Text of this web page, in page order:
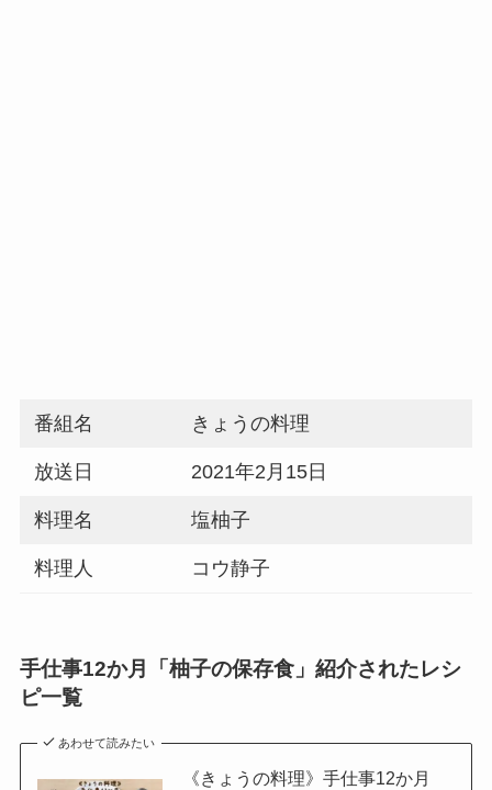
番組名 きょうの料理
放送日 2021年2月15日
料理名 塩柚子
料理人 コウ静子
手仕事12か月「柚子の保存食」紹介されたレシ
ピ一覧
あわせて読みたい
《きょうの料理》手仕事12か月